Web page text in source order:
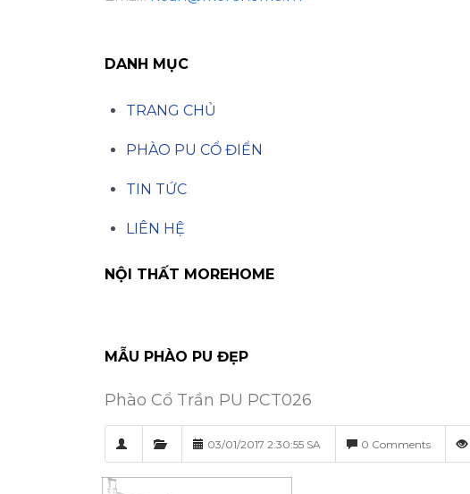
DANH MỤC
TRANG CHỦ
PHÀO PU CỔ ĐIỂN
TIN TỨC
LIÊN HỆ
NỘI THẤT MOREHOME
MẪU PHÀO PU ĐẸP
Phào Cổ Trần PU PCT026
03/01/2017 2:30:55 SA 0 Comments